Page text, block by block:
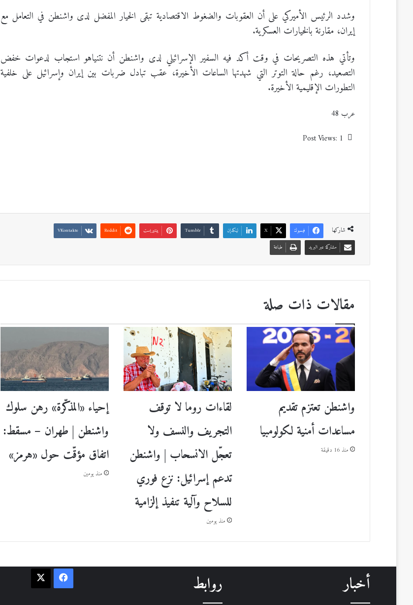
وشدد الرئيس الأميركي على أن العقوبات والضغوط الاقتصادية تبقى الخيار المفضل لدى واشنطن في التعامل مع
إيران، مقارنة بالخيارات العسكرية.
وتأتي هذه التصريحات في وقت أكد فيه السفير الإسرائيلي لدى واشنطن أن نتنياهو استجاب لدعوات خفض
التصعيد، رغم حالة التوتر التي شهدتها الساعات الأخيرة، عقب تبادل ضربات بين إيران وإسرائيل على خلفية
التطورات الإقليمية الأخيرة.
عرب 48
Post Views: 1
شاركها فيسبوك ‫X لينكدإن بينتيريست
مشاركة عبر البريد
طباعة
مقالات ذات صلة
واشنطن تعتزم تقديم
مساعدات أمنية لكولومبيا
منذ 16 دقيقة
لقاءات روما لا توقف
التجريف والنسف ولا
تعجّل الانسحاب | واشنطن
تدعم إسرائيل: نزع فوري
للسلاح وآلية تنفيذ إلزامية
منذ يومين
إحياء «المذكّرة» رهن سلوك
واشنطن | طهران – مسقط:
اتفاق مؤقّت حول «هرمز»
منذ يومين
أخبار روابط فيسبوك